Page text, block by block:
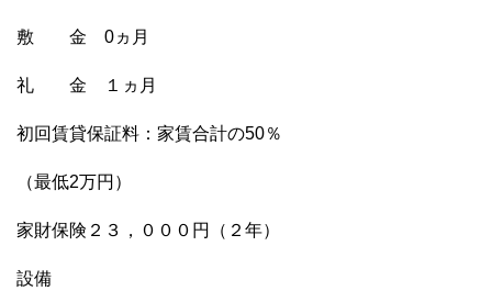
敷 金 0ヵ月
礼 金 １ヵ月
初回賃貸保証料：家賃合計の50％
（最低2万円）
家財保険２３，０００円（２年）
設備